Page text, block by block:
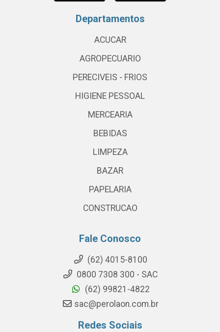
Departamentos
ACUCAR
AGROPECUARIO
PERECIVEIS - FRIOS
HIGIENE PESSOAL
MERCEARIA
BEBIDAS
LIMPEZA
BAZAR
PAPELARIA
CONSTRUCAO
Fale Conosco
(62) 4015-8100
0800 7308 300 - SAC
(62) 99821-4822
sac@perolaon.com.br
Redes Sociais